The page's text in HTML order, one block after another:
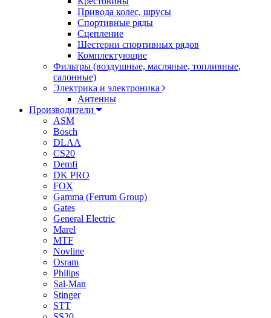
Привода колес, шрусы
Спортивные ряды
Сцепление
Шестерни спортивных рядов
Комплектующие
Фильтры (воздушные, масляные, топливные,
салонные)
Электрика и электроника
Антенны
Производители
ASM
Bosch
DLAA
CS20
Demfi
DK PRO
FOX
Gamma (Ferrum Group)
Gates
General Electric
Marel
MTF
Novline
Osram
Philips
Sal-Man
Stinger
STT